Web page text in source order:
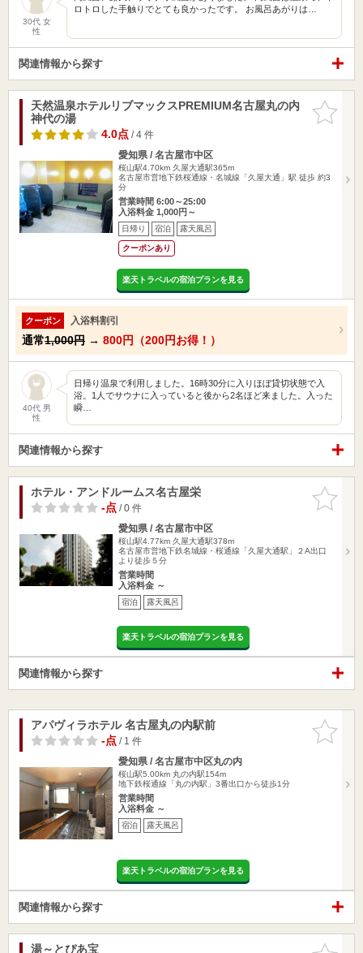
30代 女
性
ロトロした手触りでとても良かったです。 お風呂あがりは…
関連情報から探す
お気に入
りに追加
天然温泉ホテルリブマックスPREMIUM名古屋丸の内
神代の湯
4.0点/ 4 件
愛知県 / 名古屋市中区
桜山駅4.70km 久屋大通駅365m
名古屋市営地下鉄桜通線・名城線「久屋大通」駅 徒歩 約3
分
営業時間 6:00～25:00
入浴料金 1,000円～
日帰り 宿泊 露天風呂
クーポンあり
楽天トラベルの宿泊プランを見る
クーポン 入浴料割引
通常1,000円 → 800円（200円お得！）
40代 男
性
日帰り温泉で利用しました。16時30分に入りほぼ貸切状態で入
浴。1人でサウナに入っていると後から2名ほど来ました。入った
瞬…
関連情報から探す
お気に入
りに追加
ホテル・アンドルームス名古屋栄
-点/ 0 件
愛知県 / 名古屋市中区
桜山駅4.77km 久屋大通駅378m
名古屋市営地下鉄名城線・桜通線「久屋大通駅」２A出口
より徒歩５分
営業時間
入浴料金 ～
宿泊 露天風呂
楽天トラベルの宿泊プランを見る
関連情報から探す
お気に入
りに追加
アパヴィラホテル 名古屋丸の内駅前
-点/ 1 件
愛知県 / 名古屋市中区丸の内
桜山駅5.00km 丸の内駅154m
地下鉄桜通線「丸の内駅」3番出口から徒歩1分
営業時間
入浴料金 ～
宿泊 露天風呂
楽天トラベルの宿泊プランを見る
関連情報から探す
お気に入
湯～とぴあ宝